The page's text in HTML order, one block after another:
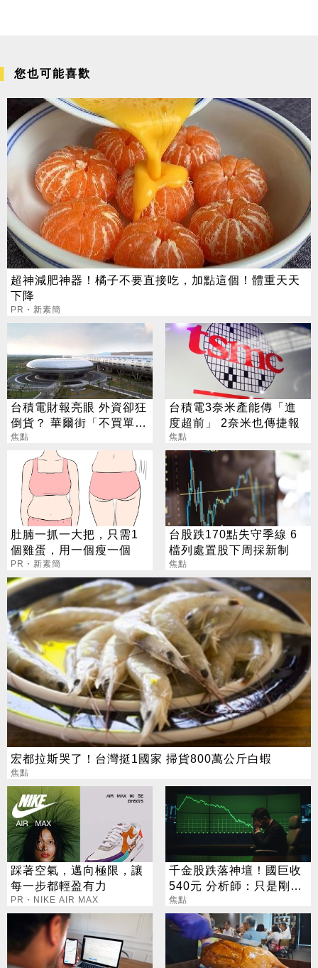
您也可能喜歡
超神減肥神器！橘子不要直接吃，加點這個！體重天天
下降
PR・新素簡
台積電財報亮眼 外資卻狂
倒貨？ 華爾街「不買單」
背後原因曝光
焦點
台積電3奈米產能傳「進
度超前」 2奈米也傳捷報
焦點
肚腩一抓一大把，只需1
個雞蛋，用一個瘦一個
PR・新素簡
台股跌170點失守季線 6
檔列處置股下周採新制
焦點
宏都拉斯哭了！台灣挺1國家 掃貨800萬公斤白蝦
焦點
踩著空氣，邁向極限，讓
每一步都輕盈有力
PR・NIKE AIR MAX
千金股跌落神壇！國巨收
540元 分析師：只是剛開
始
焦點